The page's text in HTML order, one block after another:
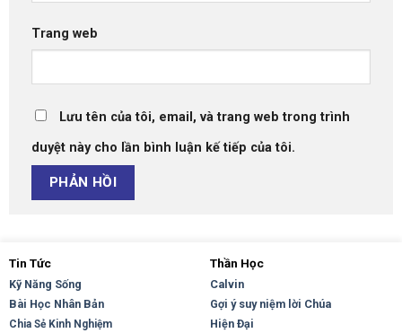
Trang web
Lưu tên của tôi, email, và trang web trong trình
duyệt này cho lần bình luận kế tiếp của tôi.
Tin Tức
Kỹ Năng Sống
Bài Học Nhân Bản
Chia Sẻ Kinh Nghiệm
Thần Học
Calvin
Gợi ý suy niệm lời Chúa
Hiện Đại